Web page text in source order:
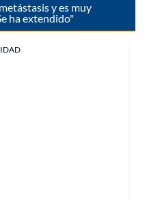
y es muy
ha extendido"